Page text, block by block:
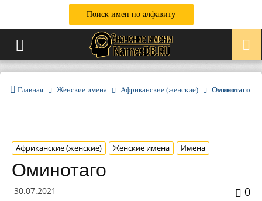
Поиск имен по алфавиту
Главная Женские имена Африканские (женские) Оминотаго
Африканские (женские) Женские имена Имена
Оминотаго
30.07.2021 0